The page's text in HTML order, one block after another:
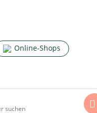
Online-Shops
Online-Shops